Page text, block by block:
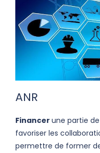
ANR
Financer une partie
favoriser les
permettre de former